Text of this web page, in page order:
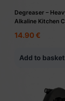
Degreaser –
Alkaline Kitchen
14.90€
Add to basket